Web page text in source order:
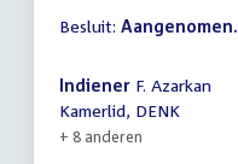
Besluit: Aangenomen.
Indiener F. Azarkan
Kamerlid, DENK
+ 8 anderen